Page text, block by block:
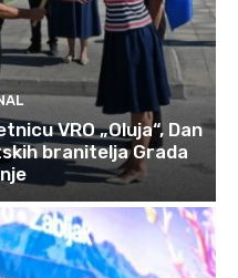
VRO „Oluja“, Dan
branitelja Grada